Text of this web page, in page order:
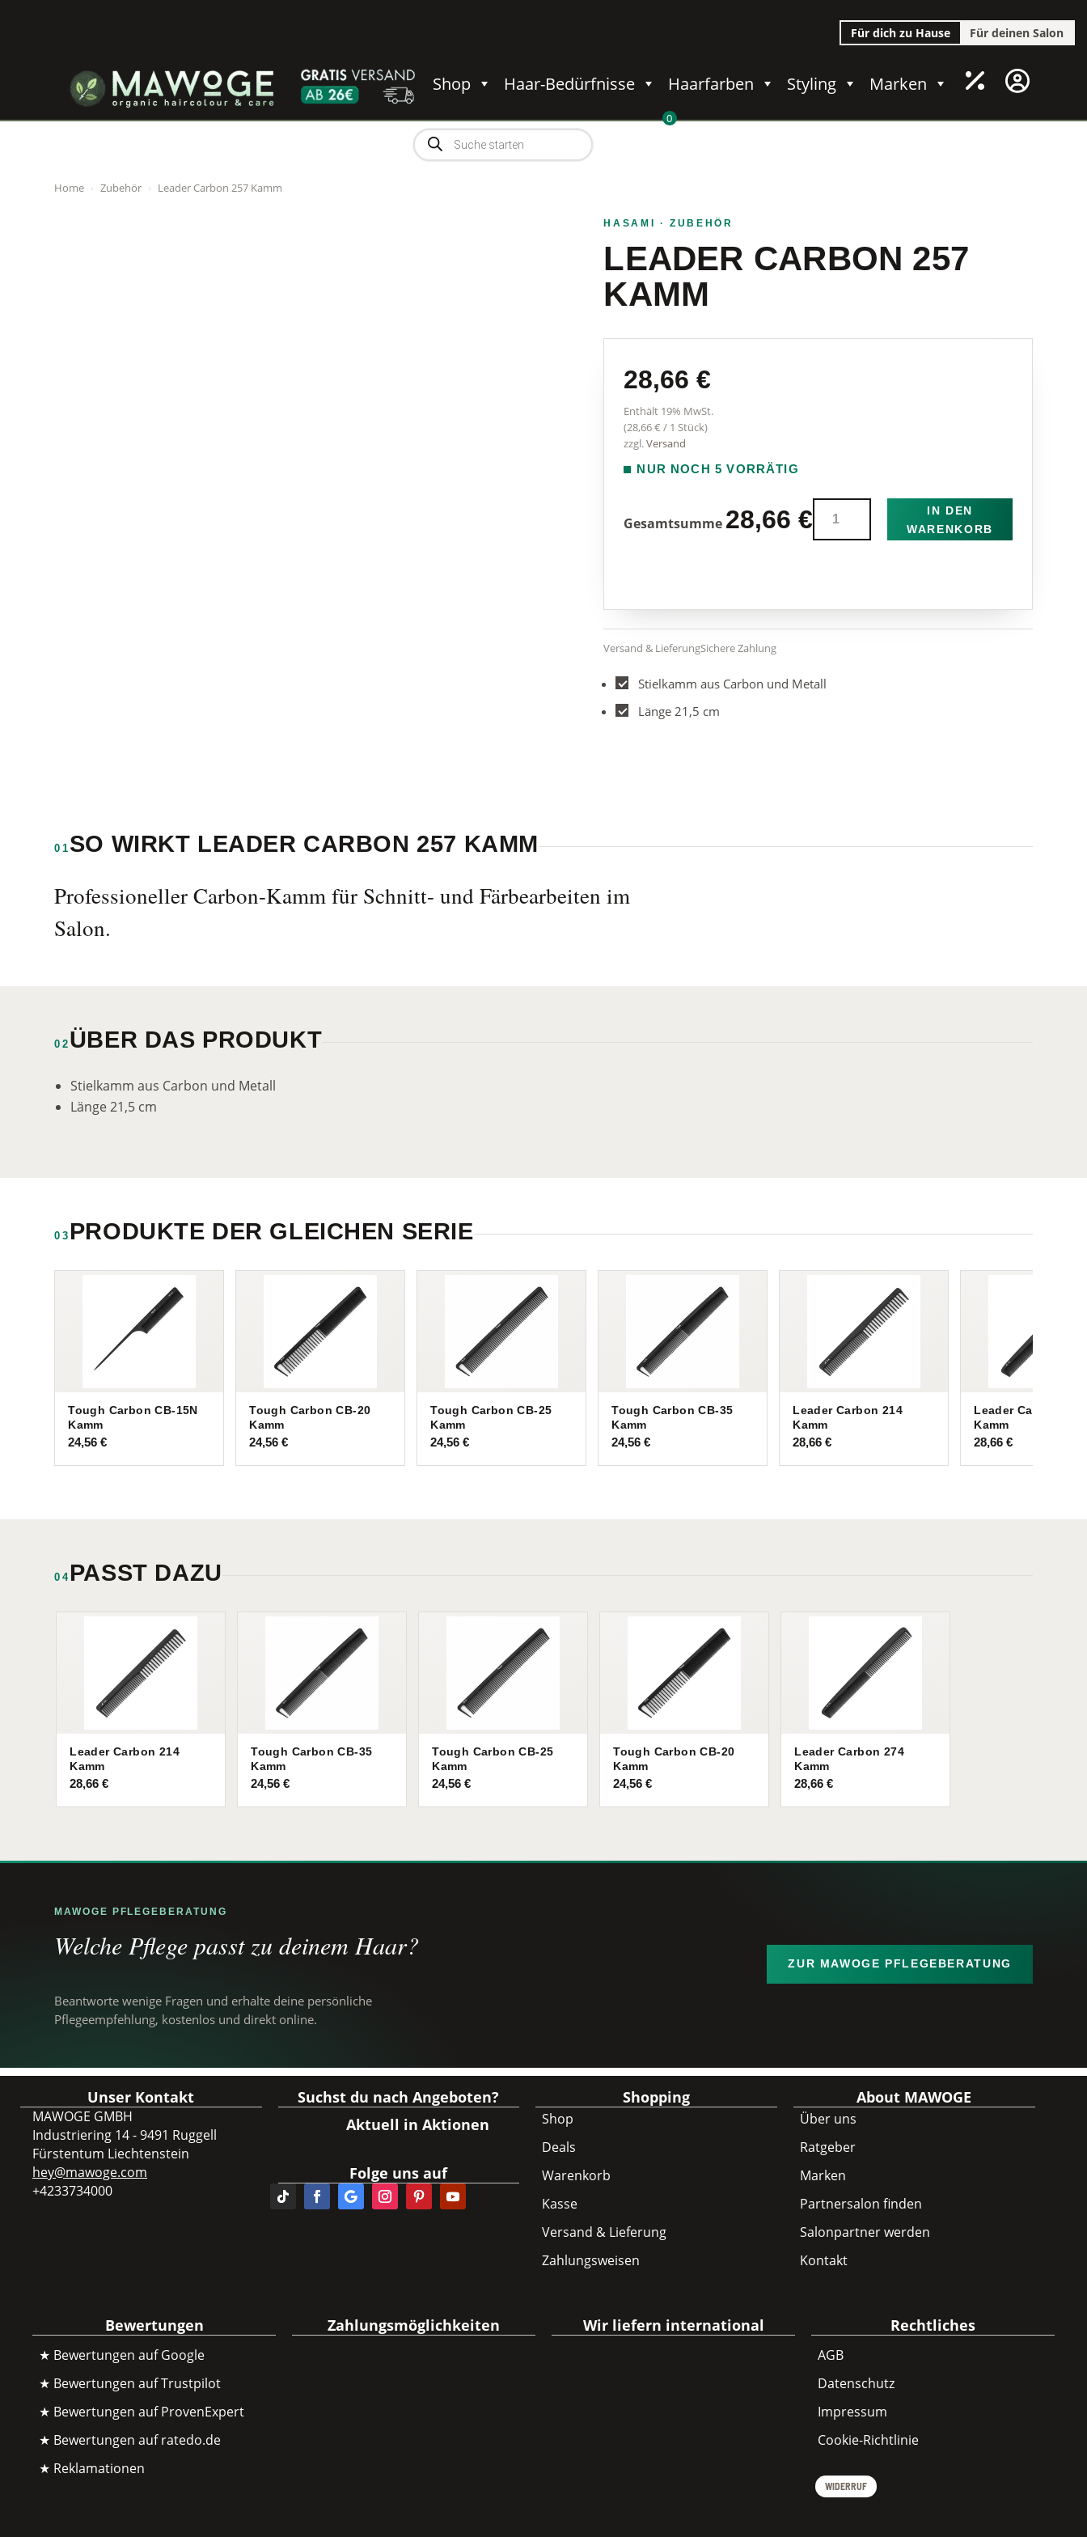
Für dich zu Hause Für deinen Salon
Shop Haar-Bedürfnisse Haarfarben Styling Marken
Products
search
0
Home › Zubehör › Leader Carbon 257 Kamm
HASAMI · ZUBEHÖR
LEADER CARBON 257
KAMM
28,66€
Enthält 19% MwSt.
(28,66€ / 1 Stück)
zzgl.Versand
NUR NOCH 5 VORRÄTIG
Gesamtsumme 28,66€Carbon
IN DEN
WARENKORB
Versand & LieferungSichere Zahlung
Stielkamm aus Carbon und Metall
Länge 21,5 cm
01 SO WIRKT LEADER CARBON 257 KAMM
Professioneller Carbon-Kamm für Schnitt- und Färbearbeiten im
Salon.
02 ÜBER DAS PRODUKT
Stielkamm aus Carbon und Metall
Länge 21,5 cm
03 PRODUKTE DER GLEICHEN SERIE
Tough Carbon CB-15N
Kamm
24,56€
Tough Carbon CB-20
Kamm
24,56€
Tough Carbon CB-25
Kamm
24,56€
Tough Carbon CB-35
Kamm
24,56€
Leader Carbon 214
Kamm
28,66€
Leader Carbon 274
Kamm
28,66€
04 PASST DAZU
Leader Carbon 214
Kamm
28,66€
Tough Carbon CB-35
Kamm
24,56€
Tough Carbon CB-25
Kamm
24,56€
Tough Carbon CB-20
Kamm
24,56€
Leader Carbon 274
Kamm
28,66€
MAWOGE PFLEGEBERATUNG
Welche Pflege passt zu deinem Haar?
Beantworte wenige Fragen und erhalte deine persönliche
Pflegeempfehlung, kostenlos und direkt online.
ZUR MAWOGE PFLEGEBERATUNG
Unser Kontakt
MAWOGE GMBH
Industriering 14 - 9491 Ruggell
Fürstentum Liechtenstein
hey@mawoge.com
+4233734000
Suchst du nach Angeboten?
Aktuell in Aktionen
Folge uns auf
Shopping
Shop
Deals
Warenkorb
Kasse
Versand & Lieferung
Zahlungsweisen
About MAWOGE
Über uns
Ratgeber
Marken
Partnersalon finden
Salonpartner werden
Kontakt
Bewertungen
★ Bewertungen auf Google
★ Bewertungen auf Trustpilot
★ Bewertungen auf ProvenExpert
★ Bewertungen auf ratedo.de
★ Reklamationen
Zahlungsmöglichkeiten Wir liefern international Rechtliches
AGB
Datenschutz
Impressum
Cookie-Richtlinie
WIDERRUF